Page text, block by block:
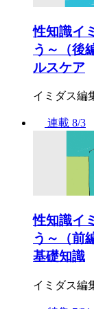
性知識イ
う～（後
ルスケア
イミダス編
連載 8/3
性知識イ
う～（前
基礎知識
イミダス編